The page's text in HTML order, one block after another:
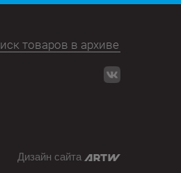
Дизайн сайта